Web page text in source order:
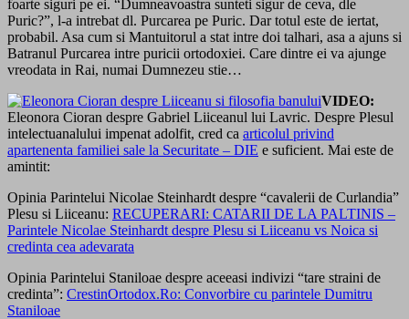
foarte siguri pe ei. “Dumneavoastra sunteti sigur de ceva, dle
Puric?”, l-a intrebat dl. Purcarea pe Puric. Dar totul este de iertat,
probabil. Asa cum si Mantuitorul a stat intre doi talhari, asa a ajuns si
Batranul Purcarea intre puricii ortodoxiei. Care dintre ei va ajunge
vreodata in Rai, numai Dumnezeu stie…
VIDEO:
Eleonora Cioran despre Gabriel Liiceanul lui Lavric. Despre Plesul
intelectuanalului impenat adolfit, cred ca articolul privind
apartenenta familiei sale la Securitate – DIE e suficient. Mai este de
amintit:
Opinia Parintelui Nicolae Steinhardt despre “cavalerii de Curlandia”
Plesu si Liiceanu: RECUPERARI: CATARII DE LA PALTINIS –
Parintele Nicolae Steinhardt despre Plesu si Liiceanu vs Noica si
credinta cea adevarata
Opinia Parintelui Staniloae despre aceeasi indivizi “tare straini de
credinta”: CrestinOrtodox.Ro: Convorbire cu parintele Dumitru
Staniloae